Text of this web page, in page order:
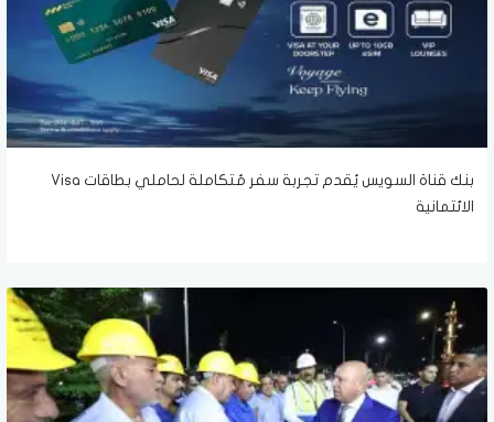
بنك قناة السويس يُقدم تجربة سفر مُتكاملة لحاملي بطاقات Visa
الائتمانية